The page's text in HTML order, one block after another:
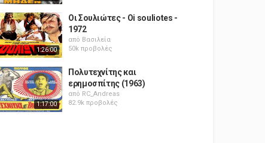
1:26:00
Οι Σουλιώτες - Oi souliotes -
1972
από Βασιλεία
50k προβολές
1:17:00
Πολυτεχνίτης και
ερημοσπίτης (1963)
από RC_Andreas
82.9k προβολές